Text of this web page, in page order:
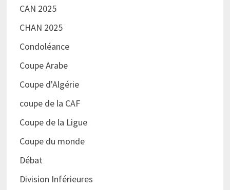
CAN 2025
CHAN 2025
Condoléance
Coupe Arabe
Coupe d'Algérie
coupe de la CAF
Coupe de la Ligue
Coupe du monde
Débat
Division Inférieures